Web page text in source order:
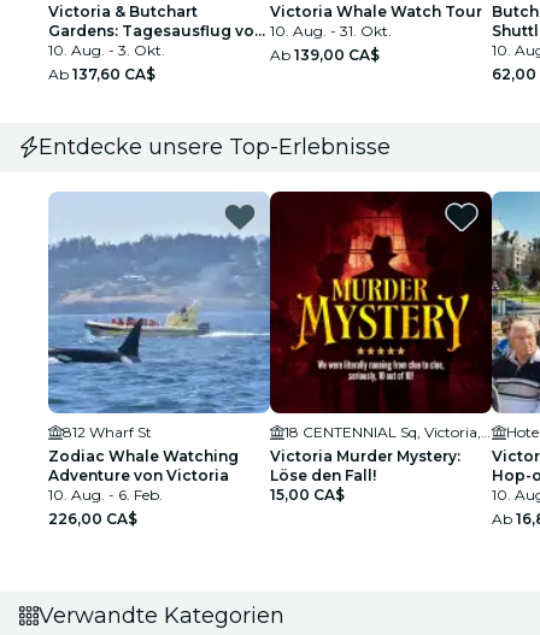
Victoria & Butchart
Gardens: Tagesausflug von
Vancouver
10. Aug. - 3. Okt.
Ab 137,60 CA$
Victoria Whale Watch Tour
10. Aug. - 31. Okt.
Ab 139,00 CA$
10.
62,00
Entdecke unsere Top-Erlebnisse
812 Wharf St
Zodiac Whale Watching
Adventure von Victoria
10. Aug. - 6. Feb.
226,00 CA$
Victoria Murder Mystery:
Löse den Fall!
15,00 CA$
Hop-
10.
Ab
Verwandte Kategorien